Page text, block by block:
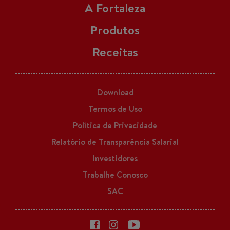
A Fortaleza
Produtos
Receitas
Download
Termos de Uso
Política de Privacidade
Relatório de Transparência Salarial
Investidores
Trabalhe Conosco
SAC